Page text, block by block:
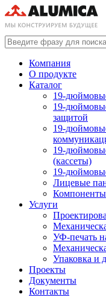
Компания
О продукте
Каталог
19-
19-
защитой
19-
19-
(кассеты)
19-
Лицевые
Компоненты
Услуги
УФ-печать
Упаковка и
Проекты
Документы
Контакты